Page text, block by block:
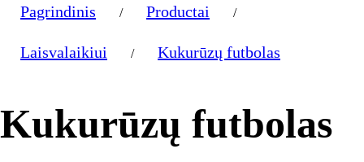
Pagrindinis / Productai /
Laisvalaikiui / Kukurūzų futbolas
Kukurūzų futbolas